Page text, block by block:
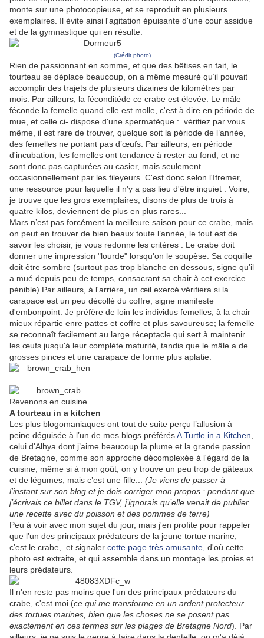
monte sur une photocopieuse, et se reproduit en plusieurs
exemplaires. Il évite ainsi l'agitation épuisante d'une cour assidue
et de la gymnastique qui en résulte.
(Crédit photo)
Rien de passionnant en somme, et que des bêtises en fait, le
tourteau se déplace beaucoup, on a même mesuré qu’il pouvait
accomplir des trajets de plusieurs dizaines de kilomètres par
mois. Par ailleurs, la féconditéde ce crabe est élevée. Le mâle
féconde la femelle quand elle est molle, c'est à dire en période de
mue, et celle ci- dispose d'une spermatèque : vérifiez par vous
même, il est rare de trouver, quelque soit la période de l’année,
des femelles ne portant pas d’œufs. Par ailleurs, en période
d'incubation, les femelles ont tendance à rester au fond, et ne
sont donc pas capturées au casier, mais seulement
occasionnellement par les fileyeurs. C'est donc selon l'Ifremer,
une ressource pour laquelle il n'y a pas lieu d'être inquiet : Voire,
je trouve que les gros exemplaires, disons de plus de trois à
quatre kilos, deviennent de plus en plus rares...
Mars n’est pas forcément la meilleure saison pour ce crabe, mais
on peut en trouver de bien beaux toute l’année, le tout est de
savoir les choisir, je vous redonne les critères : Le crabe doit
donner une impression "lourde" lorsqu'on le soupèse. Sa coquille
doit être sombre (surtout pas trop blanche en dessous, signe qu'il
a mué depuis peu de temps, consacrant sa chair à cet exercice
pénible) Par ailleurs, à l'arrière, un œil exercé vérifiera si la
carapace est un peu décollé du coffre, signe manifeste
d'embonpoint. Je préfère de loin les individus femelles, à la chair
mieux répartie enre pattes et coffre et plus savoureuse; la femelle
se reconnaît facilement au large réceptacle qui sert à maintenir
les œufs jusqu'à leur complète maturité, tandis que le mâle a de
grosses pinces et une carapace de forme plus aplatie.
Revenons en cuisine...
A tourteau in a kitchen
Les plus blogomaniaques ont tout de suite perçu l’allusion à
peine déguisée à l’un de mes blogs préférésA Turtle in a Kitchen
celui d'Alhya dont j’aime beaucoup la plume et la grande passion
de Bretagne, comme son approche décomplexée à l'égard de la
cuisine, même si à mon goût, on y trouve un peu trop de gâteaux
et de légumes, mais c’est une fille... (Je viens de passer à
l'instant sur son blog et je dois corriger mon propos : pendant que
j’écrivais ce billet dans le TGV, j’ignorais qu’elle venait de publier
une recette avec du poisson et des pommes de terre)
Peu à voir avec mon sujet du jour, mais j'en profite pour rappeler
que l’un des principaux prédateurs de la jeune tortue marine,
c’est le crabe, et signaler cette page très amusante, d'où cette
photo est extraite, et qui assemble dans un montage les proies et
leurs prédateurs.
Il n'en reste pas moins que l'un des principaux prédateurs du
crabe, c'est moi (ce qui me transforme en un ardent protecteur
des tortues marines, bien que les choses ne se posent pas
exactement en ces termes sur les plages de Bretagne Nord). Par